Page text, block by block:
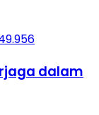
dalam